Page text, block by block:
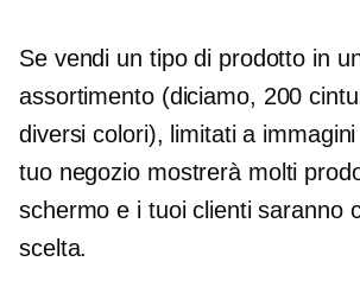
Se vendi un tipo di prodotto in
assortimento (diciamo, 200
diversi colori), limitati a immagini
tuo negozio mostrerà molti
schermo e i tuoi clienti saranno
scelta.